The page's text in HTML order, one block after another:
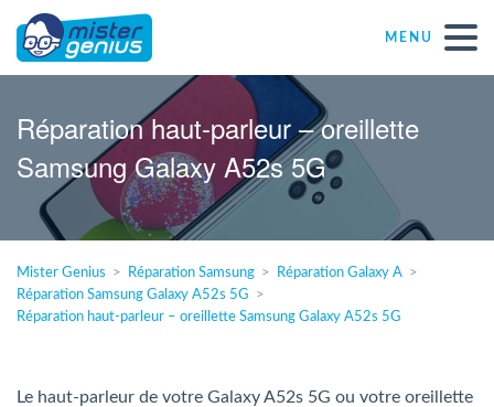
MENU
Réparations – Dépannages
Magasins informatiques toutes marques
Particulier
Indépendant
Réparation haut-parleur – oreillette
Samsung Galaxy A52s 5G
Mister Genius Réparation Samsung
Réparation Galaxy A
Réparation Samsung Galaxy A52s 5G
Réparation haut-parleur – oreillette Samsung Galaxy A52s 5G
Le haut-parleur de votre Galaxy A52s 5G ou votre oreillette